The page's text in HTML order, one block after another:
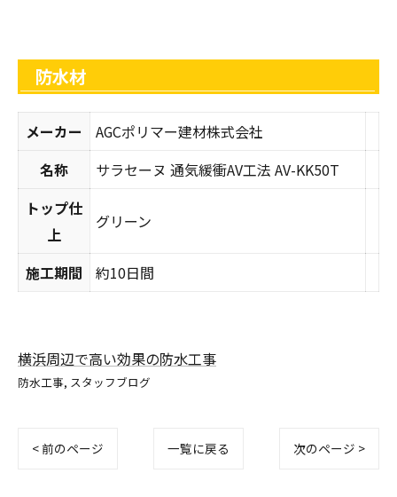
防水材
メーカー
AGCポリマー建材株式会社
名称
サラセーヌ 通気緩衝AV工法 AV-KK50T
トップ仕
上
グリーン
施工期間 約10日間
横浜周辺で高い効果の防水工事
防水工事 スタッフブログ
< 前のページ 一覧に戻る 次のページ >